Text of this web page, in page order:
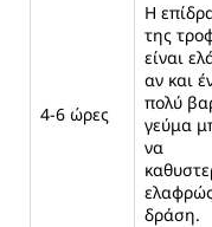
4-6 ώρες
Η
της
είναι
αν και
πολύ
γεύμα
να
δράση.